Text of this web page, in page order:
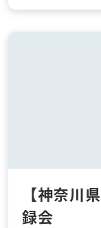
【神奈川
録会